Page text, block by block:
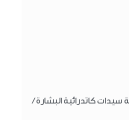
سيدات كاتدرائية البشارة /